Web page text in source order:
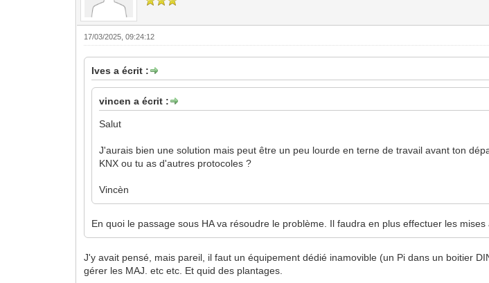
17/03/2025, 09:24:12
Ives a écrit :
vincen a écrit :
Salut
J'aurais bien une solution mais peut être un peu lourde en terne de travail avant ton
KNX ou tu as d'autres protocoles ?
Vincèn
En quoi le passage sous HA va résoudre le problème. Il faudra en plus effectuer les
J'y avait pensé, mais pareil, il faut un équipement dédié inamovible (un Pi dans un boitier
gérer les MAJ. etc etc. Et quid des plantages.